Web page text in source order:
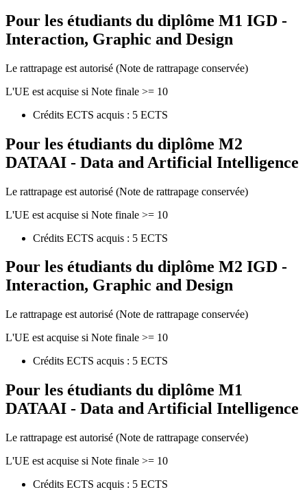
Pour les étudiants du diplôme M1 IGD -
Interaction, Graphic and Design
Le rattrapage est autorisé (Note de rattrapage conservée)
L'UE est acquise si Note finale >= 10
Crédits ECTS acquis : 5 ECTS
Pour les étudiants du diplôme M2
DATAAI - Data and Artificial Intelligence
Le rattrapage est autorisé (Note de rattrapage conservée)
L'UE est acquise si Note finale >= 10
Crédits ECTS acquis : 5 ECTS
Pour les étudiants du diplôme M2 IGD -
Interaction, Graphic and Design
Le rattrapage est autorisé (Note de rattrapage conservée)
L'UE est acquise si Note finale >= 10
Crédits ECTS acquis : 5 ECTS
Pour les étudiants du diplôme M1
DATAAI - Data and Artificial Intelligence
Le rattrapage est autorisé (Note de rattrapage conservée)
L'UE est acquise si Note finale >= 10
Crédits ECTS acquis : 5 ECTS